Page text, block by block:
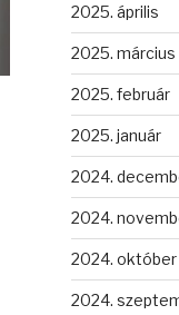
2025. április
2025. március
2025. február
2025. január
2024.
2024.
2024. október
2024.